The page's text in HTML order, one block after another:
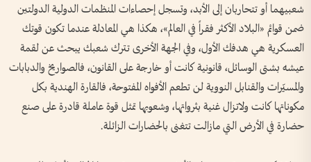
شعبيهما أو تتحاربان إلى الأبد، وتسجل إحصاءات المنظمات الدولية الدولتين
ضمن قوائم «البلاد الأكثر فقراً في العالم»، هكذا هي المعادلة عندما تكون قوتك
العسكرية هي هدفك الأول، وفي الجهة الأخرى تترك شعبك يبحث عن لقمة
عيشه بشتى الوسائل، قانونية كانت أو خارجة على القانون، فالصواريخ والدبابات
والمسيّرات والقنابل النووية لن تطعم الأفواه المفتوحة، فالقارة الهندية بكل
مكوناتها كانت ولاتزال غنية بثرواتها، وشعوبها تمثل قوة عاملة قادرة على صنع
حضارة في الأرض التي مازالت تتغنى بالحضارات الزائلة.